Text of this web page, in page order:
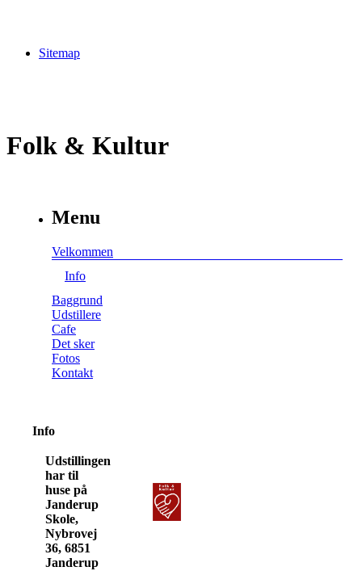
Sitemap
Folk & Kultur
Menu
Velkommen
Info
Baggrund
Udstillere
Cafe
Det sker
Fotos
Kontakt
Info
Udstillingen
har til
huse på
Janderup
Skole,
Nybrovej
36, 6851
Janderup